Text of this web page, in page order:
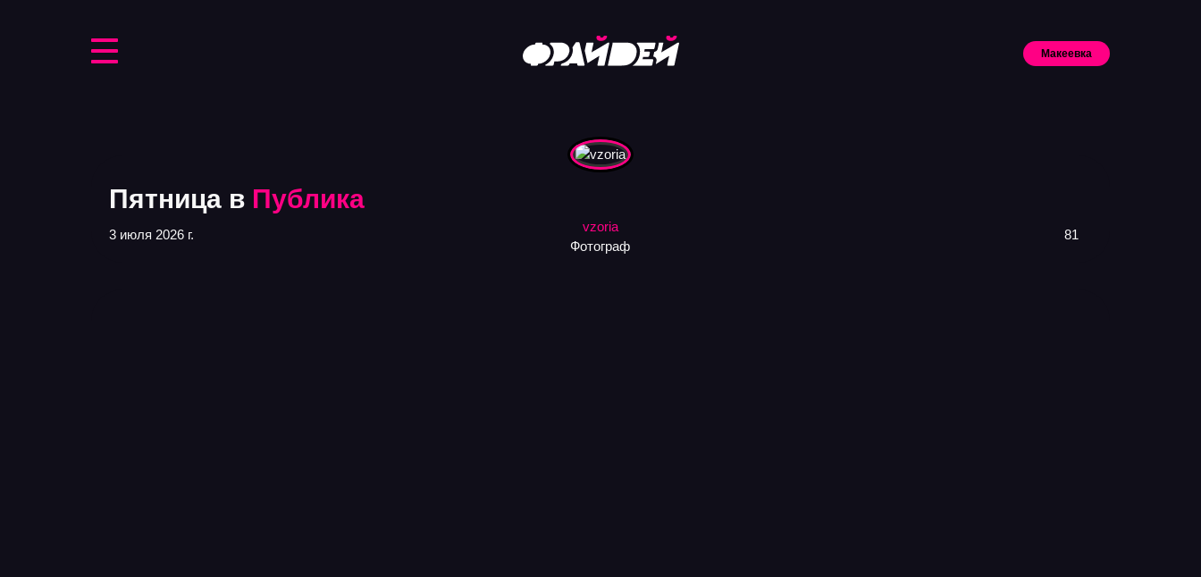
Макеевка
Искать
Пятница в Публика
3 июля 2026 г.
vzoria
Фотограф
81